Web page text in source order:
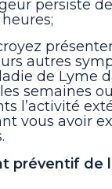
persiste
autres
de Lyme
semaines
l’activité
vous avoir
préventif de